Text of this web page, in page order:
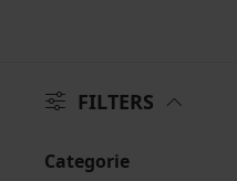
FILTERS
Categorie